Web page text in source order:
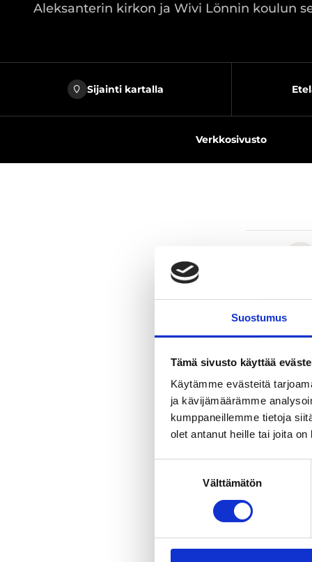
Suostumus
Tämä sivusto käyttää
Käytämme evästeitä
ja kävijämäärämme
kumppaneillemme tietoja
olet antanut heille tai joita
Välttämätön
Aleksanterin kirkon ja Wivi Lönnin koulun
Sijainti kartalla
Verkkosivusto
muassa
kirkon ja
kuvastavia
Opastettu
Ilmoitathan